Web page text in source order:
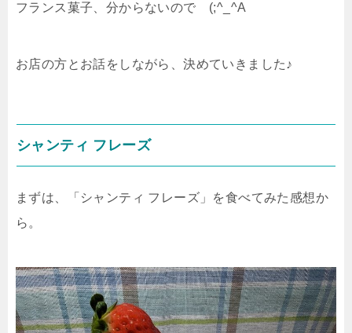
フランス菓子、分からないので (;^_^A
お店の方とお話をしながら、決めていきました♪
シャンティ フレーズ
まずは、「シャンティ フレーズ」を食べてみた感想か
ら。